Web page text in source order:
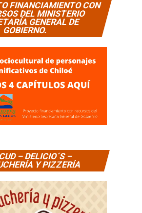
FINANCIAMIENTO CON
DEL MINISTERIO
GENERAL DE
GOBIERNO.
– DELICIO´S –
Y PIZZERÍA